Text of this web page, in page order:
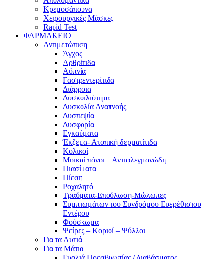
Κρεμοσάπουνα
Χειρουργικές Μάσκες
Rapid Test
ΦΑΡΜΑΚΕΙΟ
Αντιμετώπιση
Άγχος
Αρθρίτιδα
Αϋπνία
Γαστρεντερίτιδα
Διάρροια
Δυσκοιλιότητα
Δυσκολία Αναπνοής
Δυσπεψία
Δυσφορία
Εγκαύματα
Έκζεμα- Ατοπική δερματίτιδα
Κολικοί
Μυικοί πόνοι – Αντιφλεγμονώδη
Πιασίματα
Πίεση
Ροχαλητό
Τραύματα-Επούλωση-Μώλωπες
Συμπτωμάτων του Συνδρόμου Ευερέθιστου
Εντέρου
Φούσκωμα
Ψείρες – Κοριοί – Ψύλλοι
Για τα Αυτιά
Για τα Μάτια